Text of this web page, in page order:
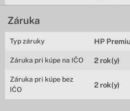
Záruka
Typ záruky HP
Záruka pri kúpe na IČO 2 rok(y)
Záruka pri kúpe bez
IČO
2 rok(y)